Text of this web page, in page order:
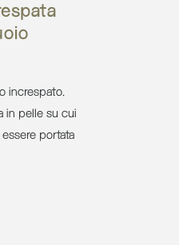
increspato.
in pelle su cui
portata